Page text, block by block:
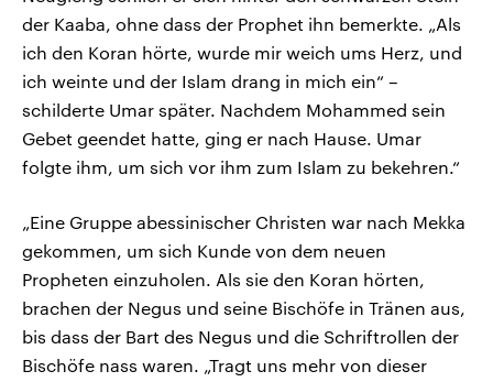
der Kaaba, ohne dass der Prophet ihn bemerkte. „Als
ich den Koran hörte, wurde mir weich ums Herz, und
ich weinte und der Islam drang in mich ein“ –
schilderte Umar später. Nachdem Mohammed sein
Gebet geendet hatte, ging er nach Hause. Umar
folgte ihm, um sich vor ihm zum Islam zu bekehren.“
„Eine Gruppe abessinischer Christen war nach Mekka
gekommen, um sich Kunde von dem neuen
Propheten einzuholen. Als sie den Koran hörten,
brachen der Negus und seine Bischöfe in Tränen aus,
bis dass der Bart des Negus und die Schriftrollen der
Bischöfe nass waren. „Tragt uns mehr von dieser